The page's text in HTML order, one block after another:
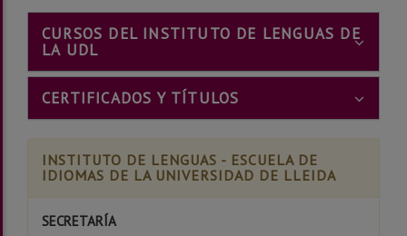
CURSOS DEL INSTITUTO DE LENGUAS DE
LA UDLICONO
PLEGAR
Y
DESPLEGAR
CERTIFICADOS Y TÍTULOS
DESPLEGAR
EL
BLOQUE
INSTITUTO DE LENGUAS - ESCUELA DE
IDIOMAS DE LA UNIVERSIDAD DE LLEIDA
SECRETARÍA